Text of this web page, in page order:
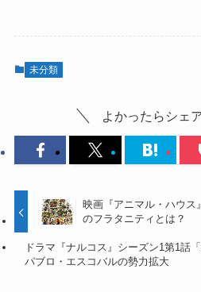
未分類
よかったらシェ
映画『アニマル・ハウス
のフラタニティとは？
ドラマ『ナルコス』シーズン1第1話「
パブロ・エスコバルの勢力拡大